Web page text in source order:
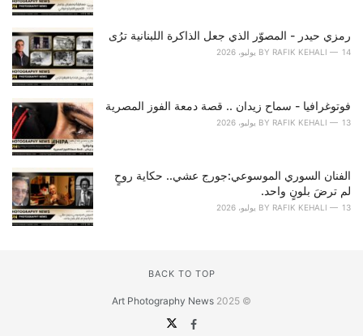
رمزي حيدر - المصوّر الذي جعل الذاكرة اللبنانية ترُى
BY RAFIK KEHALI 14 يوليو، 2026
فوتوغرافيا - سماح زيدان .. قصة دمعة الفوز المصرية
BY RAFIK KEHALI 13 يوليو، 2026
الفنان السوري الموسوعي:جورج عشي.. حكاية روحٍ
لم ترضَ بلونٍ واحد.
BY RAFIK KEHALI 13 يوليو، 2026
BACK TO TOP
© 2025
Art Photography News